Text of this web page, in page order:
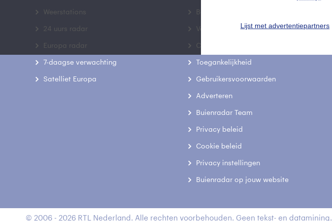
Lijst met advertentiepartners
Weerstations
24 uurs radar
Europa radar
7-daagse verwachting
Satelliet Europa
Bedrijfsgegevens
Veelgestelde vragen
Contact
Toegankelijkheid
Gebruikersvoorwaarden
Adverteren
Buienradar Team
Privacy beleid
Cookie beleid
Privacy instellingen
Buienradar op jouw website
© 2006 - 2026 RTL Nederland. Alle rechten voorbehouden. Geen tekst- en datamining.